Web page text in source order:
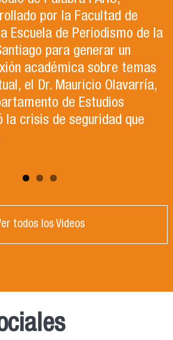
por la Facultad de
Escuela de Periodismo de la
para generar un
académica sobre temas
el Dr. Mauricio Olavarría,
de Estudios
la crisis de seguridad que
trabaja en lo que
el trabajo de sus sueños
de las Naciones Unidas para
la Agricultura (FAO).
fue el organizador del
que recientemente tuvo
de Santiago. Durante el
a cabo paneles de
y debate sobre el
académico nacional.
paneles en el apartado
de la página web.
todos los Videos